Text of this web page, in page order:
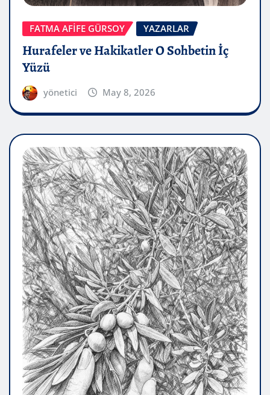
FATMA AFİFE GÜRSOY YAZARLAR
Hurafeler ve Hakikatler O Sohbetin İç
Yüzü
yönetici May 8, 2026